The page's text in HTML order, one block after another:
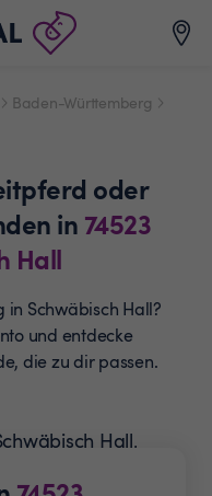
Baden-Württemberg
oder
in 74523
Hall
in Schwäbisch Hall?
und entdecke
die zu dir passen.